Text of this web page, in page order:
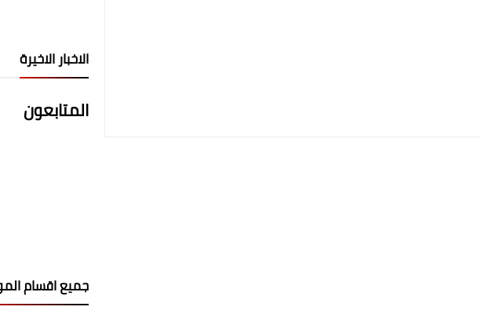
الاخبار الاخيرة
المتابعون
جميع اقسام